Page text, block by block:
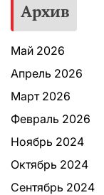
Архив
Май 2026
Апрель 2026
Март 2026
Февраль 2026
Ноябрь 2024
Октябрь 2024
Сентябрь 2024